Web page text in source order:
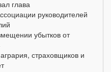
глава
руководителей
убытков от
страховщиков и